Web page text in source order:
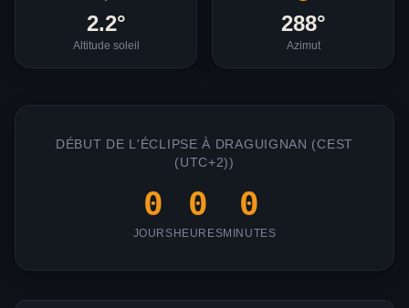
2.2°
Altitude soleil
288°
Azimut
DÉBUT DE L'ÉCLIPSE À DRAGUIGNAN (CEST
(UTC+2))
0
JOURS
0
HEURES
0
MINUTES